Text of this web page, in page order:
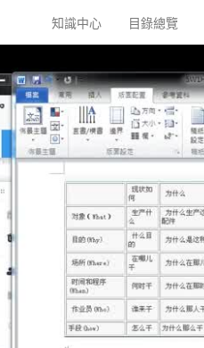
知識中心 目錄總覽